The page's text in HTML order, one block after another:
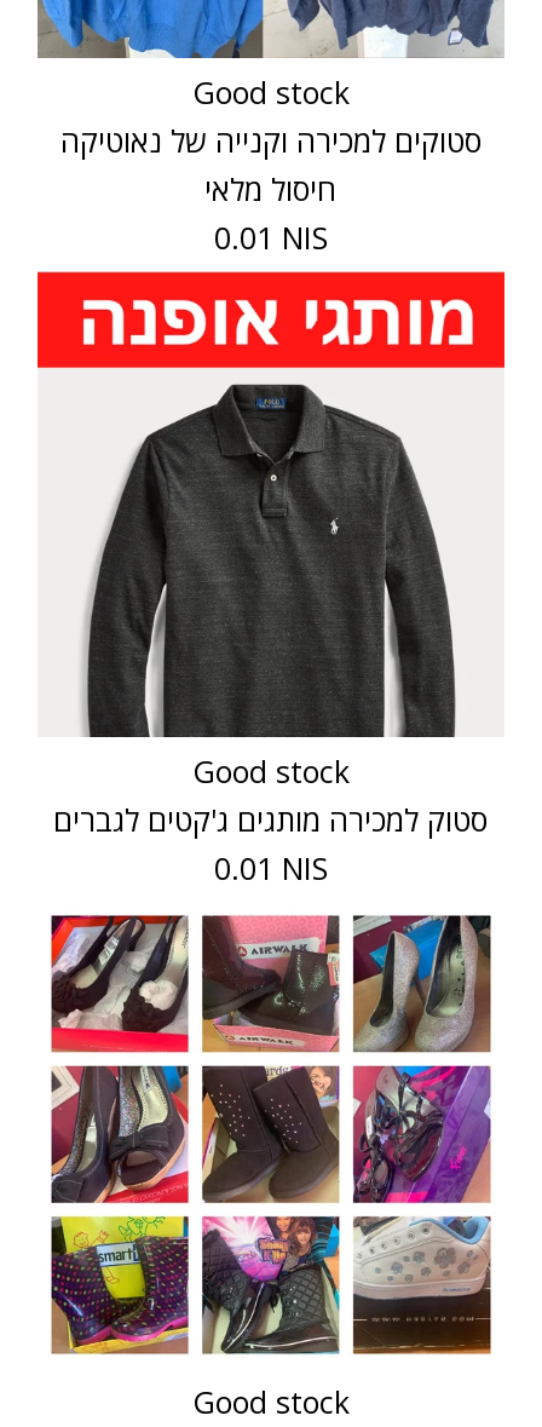
Good stock
סטוקים למכירה וקנייה של נאוטיקה
חיסול מלאי
0.01 NIS
Good stock
סטוק למכירה מותגים ג'קטים לגברים
0.01 NIS
Good stock